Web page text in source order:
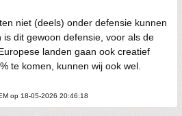
niet (deels) onder defensie kunnen
is dit gewoon defensie, voor als de
landen gaan ook creatief
te komen, kunnen wij ook wel.
op 18-05-2026 20:46:18